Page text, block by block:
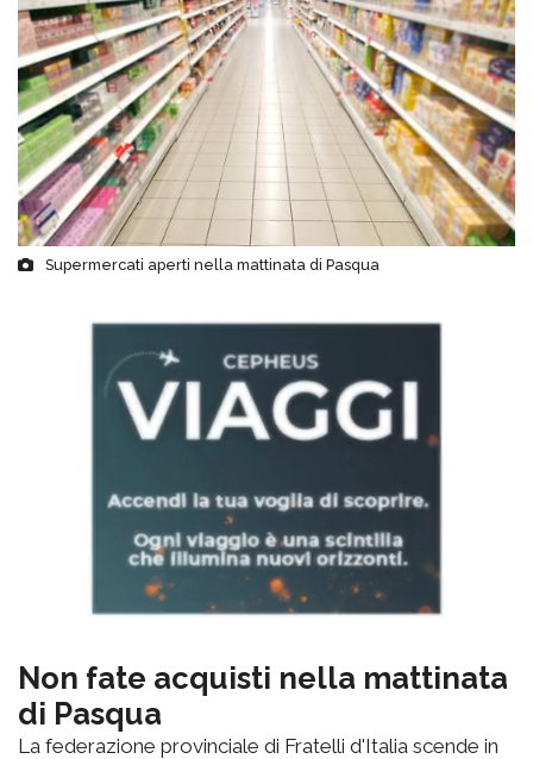
Supermercati aperti nella mattinata di Pasqua
Non fate acquisti nella mattinata
di Pasqua
La federazione provinciale di Fratelli d'Italia scende in